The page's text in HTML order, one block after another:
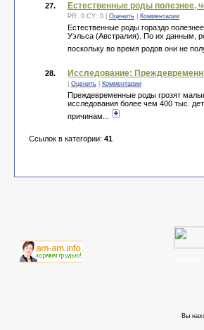
27. Естественные роды полезнее,
PR: 0 CY: 0 | Оценить Комментарии
Естественные роды гораздо
Уэльса (Австралия). По их данным,
поскольку во время родов они не
28. Исследование:
Оценить Комментарии
Преждевременные роды грозят
исследования более чем 400 тыс.
причинам...
Ссылок в категории: 41
Вы